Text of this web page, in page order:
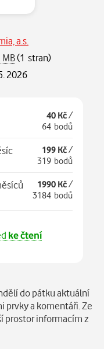
a.s.
MB(1 stran)
2026
40 Kč/
64 bodů
199 Kč/
319 bodů
1990 Kč/
3184 bodů
ke čtení
do pátku aktuální
prvky a komentáři. Ze
prostor informacím z